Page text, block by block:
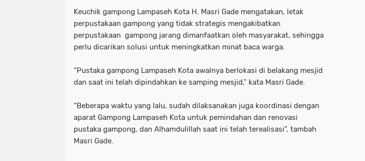
Keuchik gampong Lampaseh Kota H. Masri Gade mengatakan, letak
perpustakaan gampong yang tidak strategis mengakibatkan
perpustakaan gampong jarang dimanfaatkan oleh masyarakat, sehingga
perlu dicarikan solusi untuk meningkatkan minat baca warga.
“Pustaka gampong Lampaseh Kota awalnya berlokasi di belakang mesjid
dan saat ini telah dipindahkan ke samping mesjid," kata Masri Gade.
“Beberapa waktu yang lalu, sudah dilaksanakan juga koordinasi dengan
aparat Gampong Lampaseh Kota untuk pemindahan dan renovasi
pustaka gampong, dan Alhamdulillah saat ini telah terealisasi”, tambah
Masri Gade.